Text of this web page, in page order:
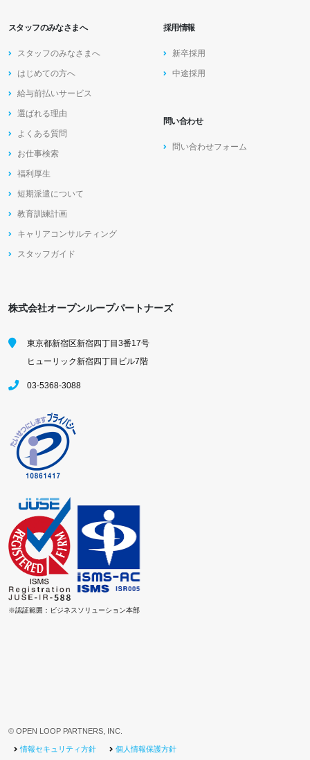
スタッフのみなさまへ
スタッフのみなさまへ
はじめての方へ
給与前払いサービス
選ばれる理由
よくある質問
お仕事検索
福利厚生
短期派遣について
教育訓練計画
キャリアコンサルティング
スタッフガイド
採用情報
新卒採用
中途採用
問い合わせ
問い合わせフォーム
株式会社オープンループパートナーズ
東京都新宿区新宿四丁目3番17号
ヒューリック新宿四丁目ビル7階
03-5368-3088
※認証範囲：ビジネスソリューション本部
© OPEN LOOP PARTNERS, INC.
情報セキュリティ方針 個人情報保護方針